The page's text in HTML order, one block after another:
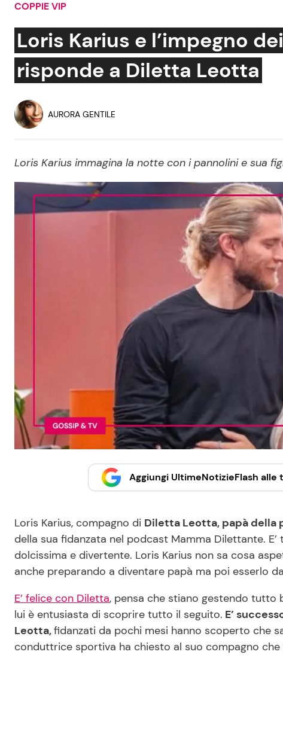
Social News
News dal mondo
Benessere
Mondo Mamma
Salute
Viaggi e Turismo
Festività
COPPIE VIP
Loris Karius e l’impegno
risponde a Diletta Leotta
AURORA GENTILE
Loris Karius immagina la notte con i pannolini e sua
Aggiungi UltimeNotizieFlash
Loris Karius, compagno di Diletta Leotta, papà della
della sua fidanzata nel podcast Mamma Dilettante.
dolcissima e divertente. Loris Karius non sa cosa
anche preparando a diventare papà ma poi esserlo
E’ felice con Diletta, pensa che stiano gestendo tutto
lui è entusiasta di scoprire tutto il seguito. E’
Leotta,fidanzati da pochi mesi hanno scoperto che
conduttrice sportiva ha chiesto al suo compagno